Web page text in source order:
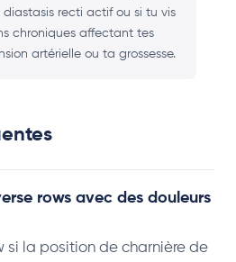
recti actif ou si tu vis
chroniques affectant tes
artérielle ou ta grossesse.
rows avec des douleurs
si la position de charnière de